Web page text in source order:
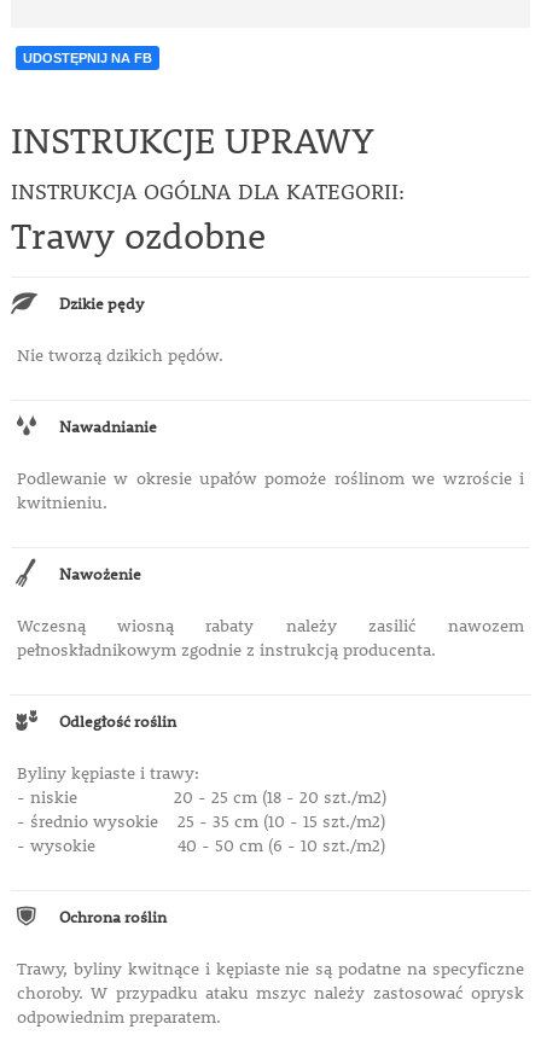
UDOSTĘPNIJ NA FB
INSTRUKCJE UPRAWY
INSTRUKCJA OGÓLNA DLA KATEGORII:
Trawy ozdobne
Dzikie pędy
Nie tworzą dzikich pędów.
Nawadnianie
Podlewanie w okresie upałów pomoże roślinom we wzroście i
kwitnieniu.
Nawożenie
Wczesną wiosną rabaty należy zasilić nawozem
pełnoskładnikowym zgodnie z instrukcją producenta.
Odległość roślin
Byliny kępiaste i trawy:
- niskie 20 - 25 cm (18 - 20 szt./m2)
- średnio wysokie 25 - 35 cm (10 - 15 szt./m2)
- wysokie 40 - 50 cm (6 - 10 szt./m2)
Ochrona roślin
Trawy, byliny kwitnące i kępiaste nie są podatne na specyficzne
choroby. W przypadku ataku mszyc należy zastosować oprysk
odpowiednim preparatem.